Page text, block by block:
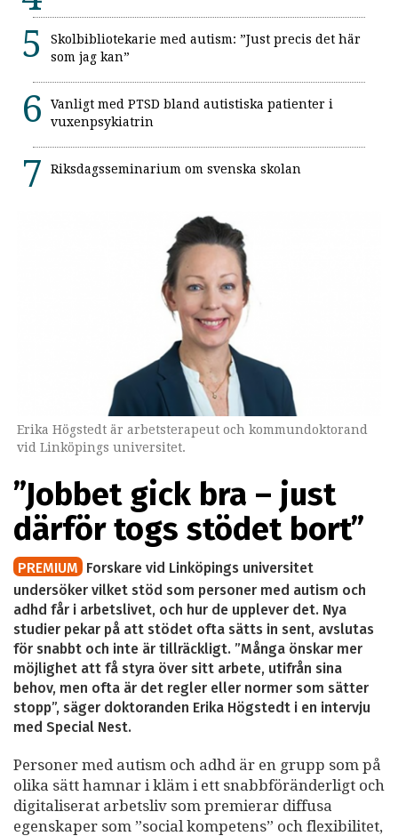
Skolbibliotekarie med autism: ”Just precis det här
som jag kan”
Vanligt med PTSD bland autistiska patienter i
vuxenpsykiatrin
Riksdagsseminarium om svenska skolan
Erika Högstedt är arbetsterapeut och kommundoktorand
vid Linköpings universitet.
”Jobbet gick bra – just
därför togs stödet bort”
PREMIUM Forskare vid Linköpings universitet
undersöker vilket stöd som personer med autism och
adhd får i arbetslivet, och hur de upplever det. Nya
studier pekar på att stödet ofta sätts in sent, avslutas
för snabbt och inte är tillräckligt. ”Många önskar mer
möjlighet att få styra över sitt arbete, utifrån sina
behov, men ofta är det regler eller normer som sätter
stopp”, säger doktoranden Erika Högstedt i en intervju
med Special Nest.
Personer med autism och adhd är en grupp som på
olika sätt hamnar i kläm i ett snabbföränderligt och
digitaliserat arbetsliv som premierar diffusa
egenskaper som ”social kompetens” och flexibilitet,